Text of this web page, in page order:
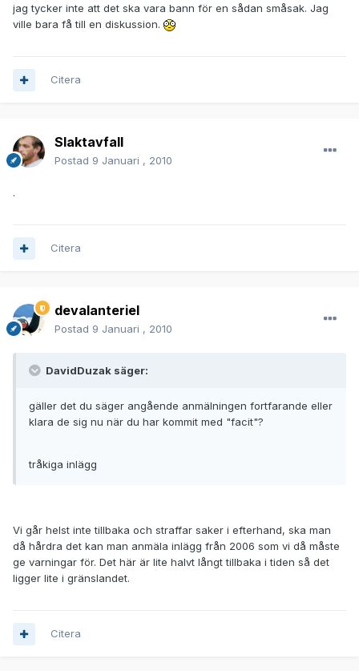
jag tycker inte att det ska vara bann för en sådan småsak. Jag
ville bara få till en diskussion.
Citera
Slaktavfall
Postad 9 Januari , 2010
.
Citera
devalanteriel
Postad 9 Januari , 2010
DavidDuzak säger:
gäller det du säger angående anmälningen fortfarande eller
klara de sig nu när du har kommit med "facit"?
tråkiga inlägg
Vi går helst inte tillbaka och straffar saker i efterhand, ska man
då hårdra det kan man anmäla inlägg från 2006 som vi då måste
ge varningar för. Det här är lite halvt långt tillbaka i tiden så det
ligger lite i gränslandet.
Citera